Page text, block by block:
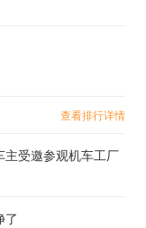
查看排行详情
主受邀参观机车工厂
了